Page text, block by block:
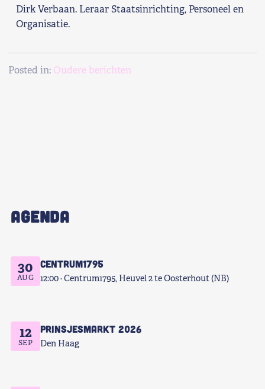
Dirk Verbaan. Leraar Staatsinrichting, Personeel en
Organisatie.
Posted in: Oudere berichten
AGENDA
30
AUG
Centrum1795
12:00 Centrum1795, Heuvel 2 te Oosterhout (NB)
12
SEP
Prinsjesmarkt 2026
Den Haag